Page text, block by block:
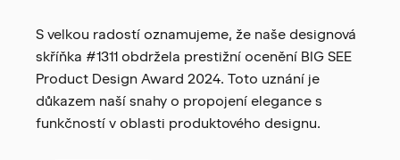
S velkou radostí oznamujeme, že naše designová
skříňka #1311 obdržela prestižní ocenění BIG SEE
Product Design Award 2024. Toto uznání je
důkazem naší snahy o propojení elegance s
funkčností v oblasti produktového designu.